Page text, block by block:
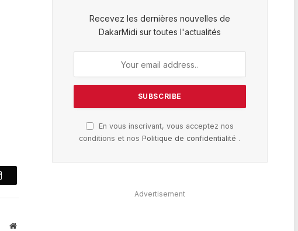
Email
Website
Recevez les dernières nouvelles de
DakarMidi sur toutes l'actualités
En vous inscrivant, vous acceptez nos
conditions et nosPolitique de confidentialité .
Advertisement